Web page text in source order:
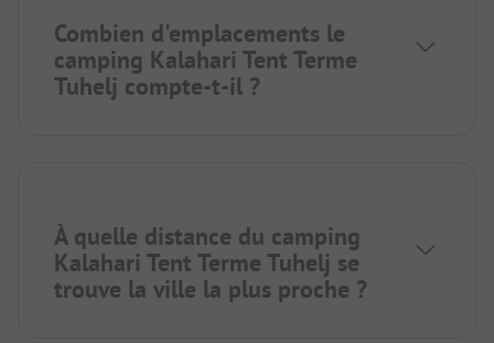
Combien d'emplacements le
camping Kalahari Tent Terme
Tuhelj compte-t-il ?
À quelle distance du camping
Kalahari Tent Terme Tuhelj se
trouve la ville la plus proche ?